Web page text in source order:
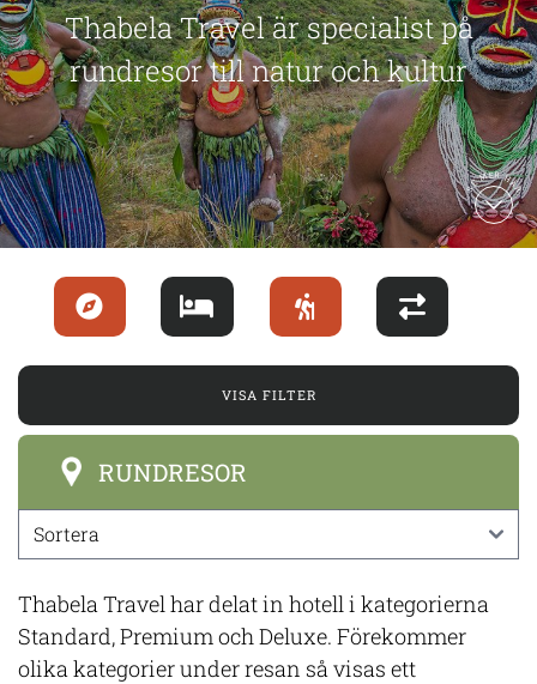
SE MER HÄR
Thabela Travel är specialist på
rundresor till natur och kultur
VISA FILTER
RUNDRESOR
Thabela Travel har delat in hotell i kategorierna
Standard, Premium och Deluxe. Förekommer
olika kategorier under resan så visas ett